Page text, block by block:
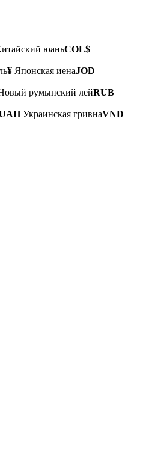
юаньCOL$
¥ Японская иенаJOD
румынский лейRUB
Украинская гривнаVND